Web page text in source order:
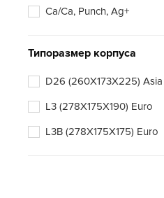
Ca/Ca, Punch, Ag+
Типоразмер корпуса
D26 (260X173X225) Asia
L3 (278X175X190) Euro
L3B (278X175X175) Euro